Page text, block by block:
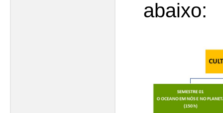
abaixo: